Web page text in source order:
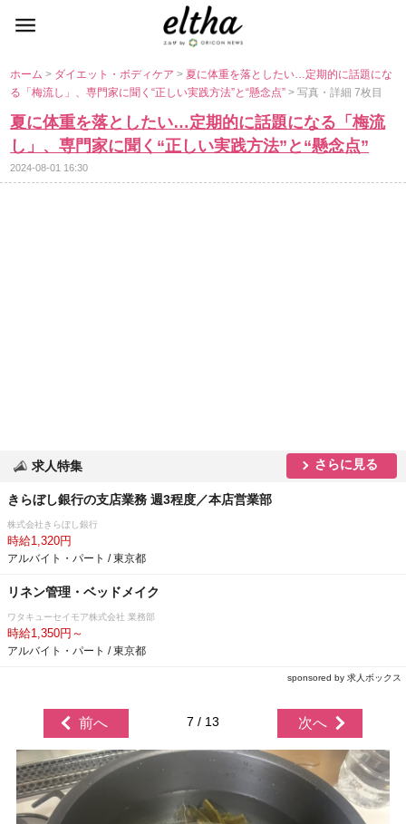
ホーム> ダイエット・ボディケア> 夏に体重を落としたい…定期的に話題にな
る「梅流し」、専門家に聞く“正しい実践方法”と“懸念点”> 写真・詳細 7枚目
夏に体重を落としたい…定期的に話題になる「梅流
し」、専門家に聞く“正しい実践方法”と“懸念点”
2024-08-01 16:30
求人特集 さらに見る
きらぼし銀行の支店業務 週3程度／本店営業部
株式会社きらぼし銀行
時給1,320円
アルバイト・パート / 東京都
リネン管理・ベッドメイク
ワタキューセイモア株式会社 業務部
時給1,350円～
アルバイト・パート / 東京都
sponsored by 求人ボックス
前へ 7 / 13 次へ